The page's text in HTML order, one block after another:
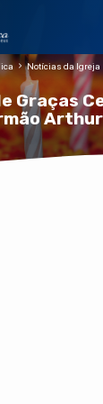
Graças
Arthur
Notícias da Igreja